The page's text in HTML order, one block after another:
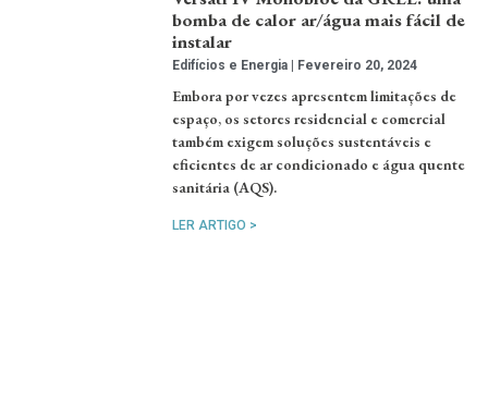
bomba de calor ar/água mais fácil de
instalar
Edifícios e Energia Fevereiro 20, 2024
Embora por vezes apresentem limitações de
espaço, os setores residencial e comercial
também exigem soluções sustentáveis e
eficientes de ar condicionado e água quente
sanitária (AQS).
LER ARTIGO >